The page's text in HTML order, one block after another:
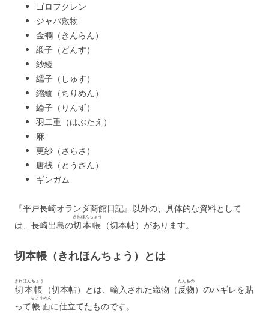
ゴロフクレン
ジャバ敷物
金襴（きんらん）
緞子（どんす）
紗綾
繻子（しゅす）
縮緬（ちりめん）
綸子（りんず）
羽二重（はぶたえ）
麻
更紗（さらさ）
唐桟（とうざん）
ギンガム
『平戸長崎オランダ商館日記』以外の、具体的な資料として
は、長崎出島の切本帳
きれほんちょう
（切本帖）があります。
切本帳（きれほんちょう）とは
切本帳
きれほんちょう
（切本帖）とは、輸入された織物（反物
たんもの
）のハギレを貼
って帳面
ちょうめん
に仕立てたものです。